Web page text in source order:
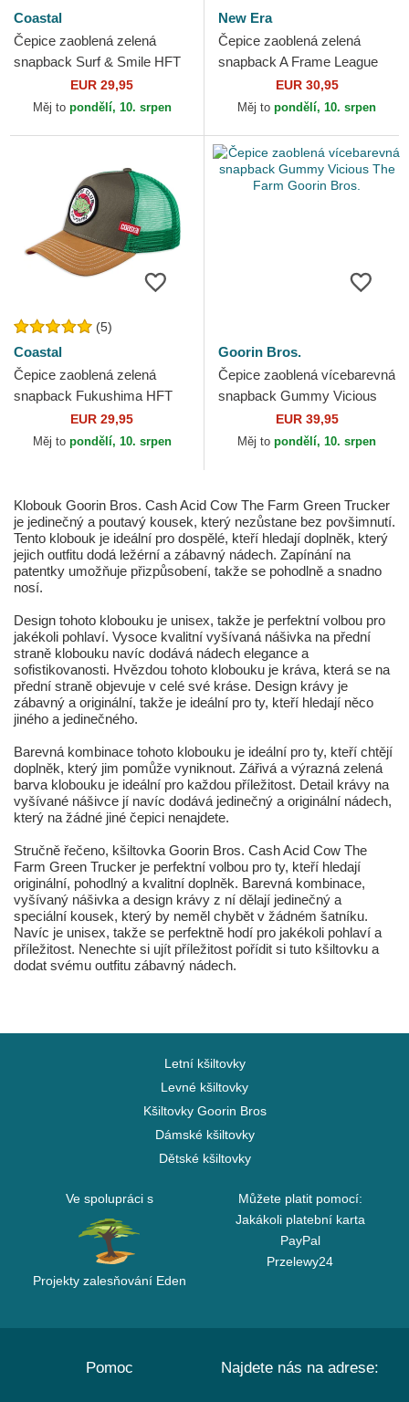
Coastal
Čepice zaoblená zelená
snapback Surf & Smile HFT
EUR 29,95
Měj to pondělí, 10. srpen
New Era
Čepice zaoblená zelená
snapback A Frame League
Essential New York Yankees
MLB New Era
EUR 30,95
Měj to pondělí, 10. srpen
(5)
Coastal
Čepice zaoblená zelená
snapback Fukushima HFT
EUR 29,95
Měj to pondělí, 10. srpen
Goorin Bros.
Čepice zaoblená vícebarevná
snapback Gummy Vicious
The Farm Goorin Bros.
EUR 39,95
Měj to pondělí, 10. srpen
Klobouk Goorin Bros. Cash Acid Cow The Farm Green Trucker
je jedinečný a poutavý kousek, který nezůstane bez povšimnutí.
Tento klobouk je ideální pro dospělé, kteří hledají doplněk, který
jejich outfitu dodá ležérní a zábavný nádech. Zapínání na
patentky umožňuje přizpůsobení, takže se pohodlně a snadno
nosí.
Design tohoto klobouku je unisex, takže je perfektní volbou pro
jakékoli pohlaví. Vysoce kvalitní vyšívaná nášivka na přední
straně klobouku navíc dodává nádech elegance a
sofistikovanosti. Hvězdou tohoto klobouku je kráva, která se na
přední straně objevuje v celé své kráse. Design krávy je
zábavný a originální, takže je ideální pro ty, kteří hledají něco
jiného a jedinečného.
Barevná kombinace tohoto klobouku je ideální pro ty, kteří chtějí
doplněk, který jim pomůže vyniknout. Zářivá a výrazná zelená
barva klobouku je ideální pro každou příležitost. Detail krávy na
vyšívané nášivce jí navíc dodává jedinečný a originální nádech,
který na žádné jiné čepici nenajdete.
Stručně řečeno, kšiltovka Goorin Bros. Cash Acid Cow The
Farm Green Trucker je perfektní volbou pro ty, kteří hledají
originální, pohodlný a kvalitní doplněk. Barevná kombinace,
vyšívaný nášivka a design krávy z ní dělají jedinečný a
speciální kousek, který by neměl chybět v žádném šatníku.
Navíc je unisex, takže se perfektně hodí pro jakékoli pohlaví a
příležitost. Nenechte si ujít příležitost pořídit si tuto kšiltovku a
dodat svému outfitu zábavný nádech.
Letní kšiltovky
Levné kšiltovky
Kšiltovky Goorin Bros
Dámské kšiltovky
Dětské kšiltovky
Ve spolupráci s
Projekty zalesňování Eden
Můžete platit pomocí:
Jakákoli platební karta
PayPal
Przelewy24
Pomoc Najdete nás na adrese: